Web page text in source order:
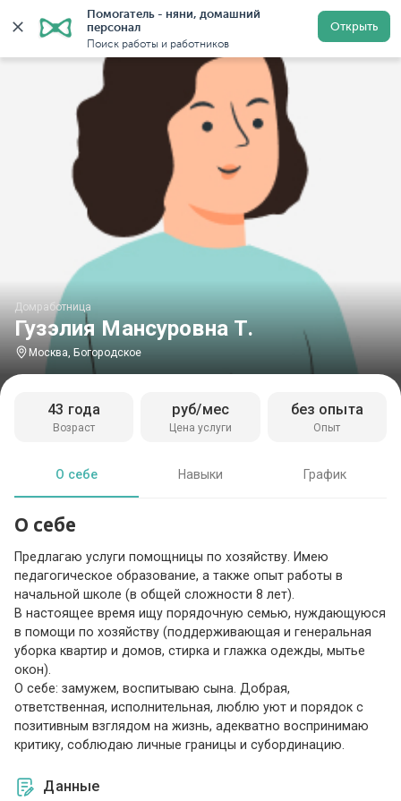
Помогатель - няни, домашний
персонал
Поиск работы и работников
Открыть
Главная Домработницы Домработницы в Москве
Гузэлия Мансуровна Т.
Домработница
Москва, Богородское
Возраст
43 года
Цена услуги
руб/мес
Опыт
без опыта
О себе Навыки График
О себе
Предлагаю услуги помощницы по хозяйству. Имею
педагогическое образование, а также опыт работы в
начальной школе (в общей сложности 8 лет).
В настоящее время ищу порядочную семью, нуждающуюся
в помощи по хозяйству (поддерживающая и генеральная
уборка квартир и домов, стирка и глажка одежды, мытье
окон).
О себе: замужем, воспитываю сына. Добрая,
ответственная, исполнительная, люблю уют и порядок с
позитивным взглядом на жизнь, адекватно воспринимаю
критику, соблюдаю личные границы и субординацию.
Данные